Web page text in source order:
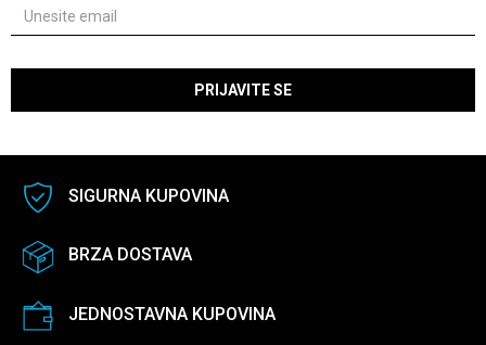
PRIJAVITE SE
SIGURNA KUPOVINA
BRZA DOSTAVA
JEDNOSTAVNA KUPOVINA